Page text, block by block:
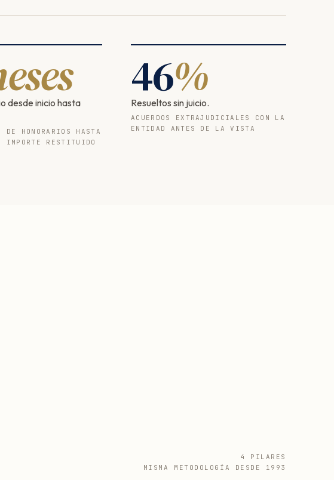
desde inicio hasta
DE HONORARIOS HASTA
IMPORTE RESTITUIDO
46%
Resueltos sin juicio.
ACUERDOS EXTRAJUDICIALES CON LA
ENTIDAD ANTES DE LA VISTA
4 PILARES
MISMA METODOLOGÍA DESDE 1993